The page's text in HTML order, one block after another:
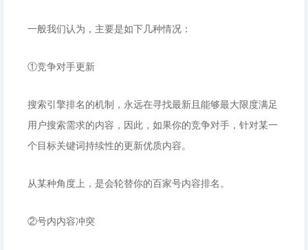
一般我们认为，主要是如下几种情况：
①竞争对手更新
搜索引擎排名的机制，永远在寻找最新且能够最大限度满足
用户搜索需求的内容，因此，如果你的竞争对手，针对某一
个目标关键词持续性的更新优质内容。
从某种角度上，是会轮替你的百家号内容排名。
②号内内容冲突